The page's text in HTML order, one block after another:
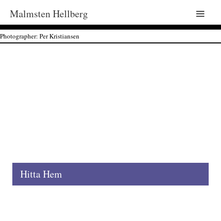
Malmsten Hellberg
Main
Photographer: Per Kristiansen
Hitta Hem